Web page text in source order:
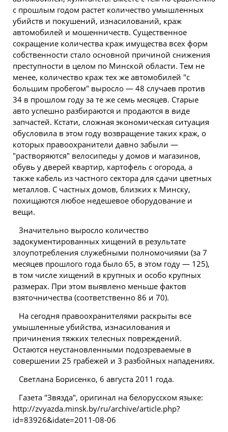
с прошлым годом растет количество умышленных
убийств и покушений, изнасилований, краж
автомобилей и мошенничеств. Существенное
сокращение количества краж имущества всех форм
собственности стало основной причиной снижения
преступности в целом по Минской области. Тем не
менее, количество краж тех же автомобилей "с
большим пробегом" выросло — 48 случаев против
34 в прошлом году за те же семь месяцев. Старые
авто успешно разбираются и продаются в виде
запчастей. Кстати, сложная экономическая ситуация
обусловила в этом году возвращение таких краж, о
которых правоохранители давно забыли —
"растворяются" велосипеды у домов и магазинов,
обувь у дверей квартир, картофель с огорода, а
также кабель из частного сектора для сдачи цветных
металлов. С частных домов, близких к Минску,
похищаются любое недешевое оборудование и
вещи.
Значительно выросло количество
задокументированных хищений в результате
злоупотребления служебными полномочиями (за 7
месяцев прошлого года было 65, в этом году — 125),
в том числе хищений в крупных и особо крупных
размерах. При этом выявлено меньше фактов
взяточничества (соответственно 86 и 70).
На сегодня правоохранителями раскрыты все
умышленные убийства, изнасилования и
причинения тяжких телесных повреждений.
Остаются неустановленными подозреваемые в
совершении 25 грабежей и 3 разбойных нападениях.
Светлана Борисенко, 6 августа 2011 года.
Газета "Звязда", оригинал на белорусском языке:
http://zvyazda.minsk.by/ru/archive/article.php?
id=83926&idate=2011-08-06